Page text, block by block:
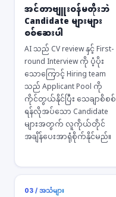
အင်တာဗျူးဝန်မတိုးဘဲ
Candidate များများ
စစ်ဆေးပါ
AI သည် CV review နှင့် First-
round Interview ကို ပံ့ပိုး
သောကြောင့် Hiring team
သည် Applicant Pool ကို
ကိုင်တွယ်နိုင်ပြီး သေချာစိစစ်
ရန်လိုအပ်သော Candidate
များအတွက် လူကိုယ်တိုင်
အချိန်ပေးအာရုံစိုက်နိုင်မည်။
03 / အသံများ